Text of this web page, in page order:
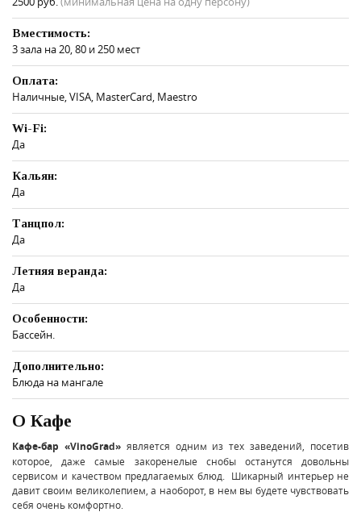
Вместимость:
3 зала на 20, 80 и 250 мест
Оплата:
Наличные, VISA, MasterCard, Maestro
Wi-Fi:
Да
Кальян:
Да
Танцпол:
Да
Летняя веранда:
Да
Особенности:
Бассейн.
Дополнительно:
Блюда на мангале
О Кафе
Кафе-бар «VinoGrad»является одним из тех заведений, посетив
которое, даже самые закоренелые снобы останутся довольны
сервисом и качеством предлагаемых блюд. Шикарный интерьер не
давит своим великолепием, а наоборот, в нем вы будете чувствовать
себя очень комфортно.